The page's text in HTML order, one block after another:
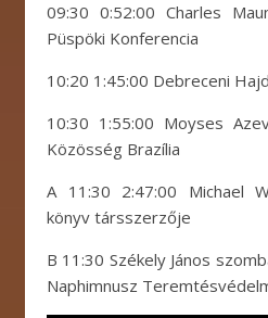
09:30 0:52:00 Charles
Püspöki Konferencia
10:20 1:45:00 Debreceni
10:30 1:55:00 Moyses
Közösség Brazília
A 11:30 2:47:00 Michael
könyv társszerzője
B 11:30 Székely János
Naphimnusz